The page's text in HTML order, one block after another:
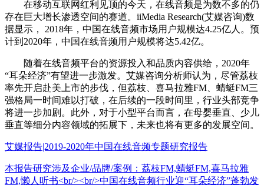
在移动互联网红利见顶的今天，在线音频是为数不多的仍
存在巨大增长渗透空间的赛道。iiMedia Research(艾媒咨询)数
据显示， 2018年，中国在线音频市场用户规模达4.25亿人。预
计到2020年，中国在线音频用户规模将达5.42亿。
随着在线音频平台的资源投入和品质内容供给，2020年
“耳朵经济”有望进一步激发。艾媒咨询分析师认为，尽管荔枝
率先开启赴美上市的步伐，但荔枝、喜马拉雅FM、蜻蜓FM三
强格局一时间难以打破，在后续的一段时间里，行业头部竞争
将进一步加剧。此外，对于小型平台而言，在母婴垂直、少儿
垂直等细分内容领域的拓展下，未来也将有更多的发展空间。
艾媒报告|2019-2020年中国在线音频专题研究报告
本报告研究涉及企业/品牌/案例：荔枝FM,蜻蜓FM,喜马拉雅
FM,懒人听书<br/><br/>中国在线音频行业迎“耳朵经济”蓬勃发